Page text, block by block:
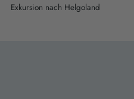
Exkursion nach Helgoland